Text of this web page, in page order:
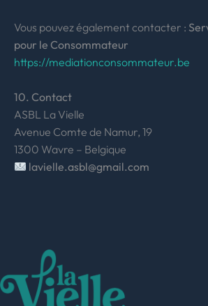
Vous pouvez également contacter :
pour le Consommateur
https://mediationconsommateur.be
10. Contact
ASBL La Vielle
Avenue Comte de Namur, 19
1300 Wavre – Belgique
lavielle.asbl@gmail.com